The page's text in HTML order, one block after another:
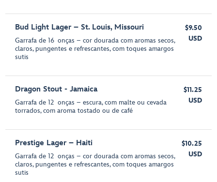
Bud Light Lager – St. Louis, Missouri
Garrafa de 16 onças – cor dourada com aromas secos,
claros, pungentes e refrescantes, com toques amargos
sutis
$9.50
USD
Dragon Stout - Jamaica
Garrafa de 12 onças – escura, com malte ou cevada
torrados, com aroma tostado ou de café
$11.25
USD
Prestige Lager – Haiti
Garrafa de 12 onças – cor dourada com aromas secos,
claros, pungentes e refrescantes, com toques amargos
sutis
$10.25
USD